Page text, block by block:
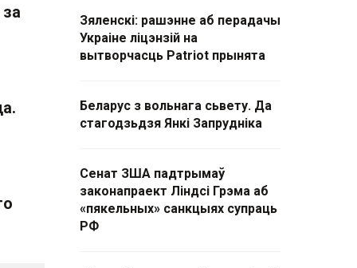
Зяленскі: рашэнне аб перадачы
Украіне ліцэнзій на
вытворчасць Patriot прынята
Беларус з вольнага сьвету. Да
стагодзьдзя Янкі Запрудніка
Сенат ЗША падтрымаў
законапраект Ліндсі Грэма аб
«пякельных» санкцыях супраць
РФ